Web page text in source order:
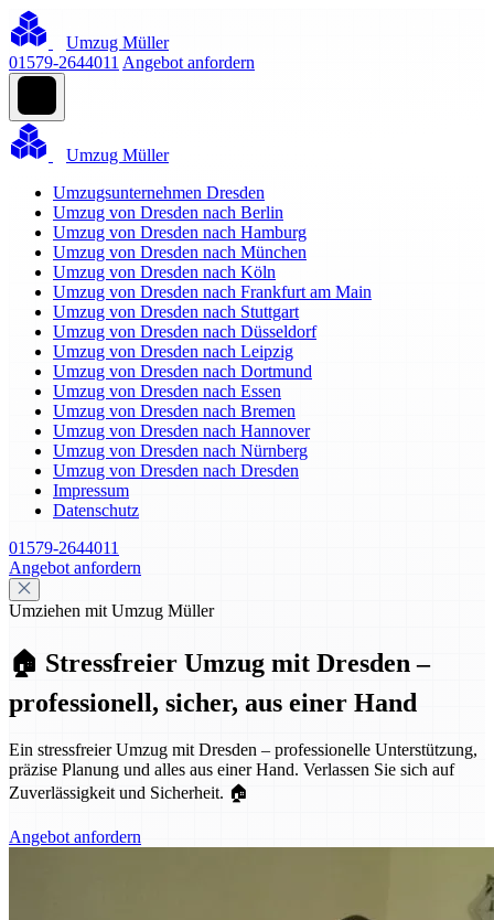
Umzug Müller
01579-2644011 Angebot anfordern
Umzug Müller
Umzugsunternehmen Dresden
Umzug von Dresden nach Berlin
Umzug von Dresden nach Hamburg
Umzug von Dresden nach München
Umzug von Dresden nach Köln
Umzug von Dresden nach Frankfurt am Main
Umzug von Dresden nach Stuttgart
Umzug von Dresden nach Düsseldorf
Umzug von Dresden nach Leipzig
Umzug von Dresden nach Dortmund
Umzug von Dresden nach Essen
Umzug von Dresden nach Bremen
Umzug von Dresden nach Hannover
Umzug von Dresden nach Nürnberg
Umzug von Dresden nach Dresden
Impressum
Datenschutz
01579-2644011
Angebot anfordern
Umziehen mit Umzug Müller
🏠 Stressfreier Umzug mit Dresden –
professionell, sicher, aus einer Hand
Ein stressfreier Umzug mit Dresden – professionelle Unterstützung,
präzise Planung und alles aus einer Hand. Verlassen Sie sich auf
Zuverlässigkeit und Sicherheit. 🏠
Angebot anfordern